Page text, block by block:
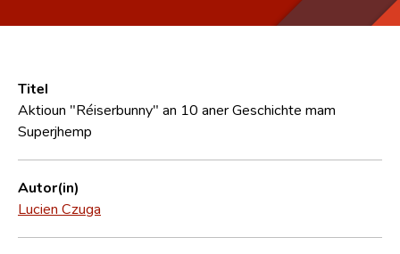
Erweiterte Suche
CNL
Forschungsgruppe
Titel
Aktioun "Réiserbunny" an 10 aner Geschichte mam
Superjhemp
Autor(in)
Lucien Czuga